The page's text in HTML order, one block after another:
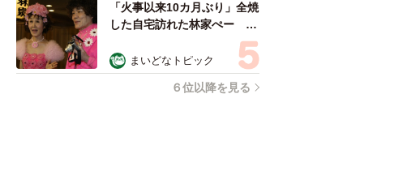
「火事以来10カ月ぶり」全焼
した自宅訪れた林家ぺー 内
装も壁も取り払われスケルト
ン状態の部屋に呆然
まいどなトピック
６位以降を見る